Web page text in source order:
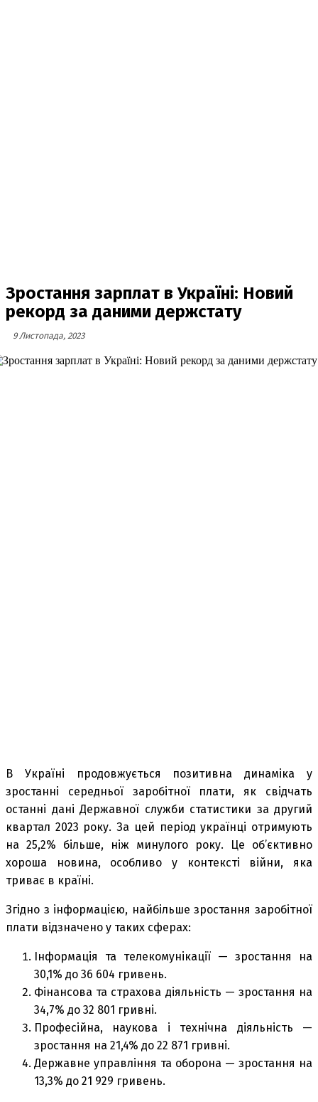
Зростання зарплат в Україні: Новий
рекорд за даними держстату
9 Листопада, 2023
В Україні продовжується позитивна динаміка у
зростанні середньої заробітної плати, як свідчать
останні дані Державної служби статистики за другий
квартал 2023 року. За цей період українці отримують
на 25,2% більше, ніж минулого року. Це об’єктивно
хороша новина, особливо у контексті війни, яка
триває в країні.
Згідно з інформацією, найбільше зростання заробітної
плати відзначено у таких сферах:
Інформація та телекомунікації — зростання на
30,1% до 36 604 гривень.
Фінансова та страхова діяльність — зростання на
34,7% до 32 801 гривні.
Професійна, наукова і технічна діяльність —
зростання на 21,4% до 22 871 гривні.
Державне управління та оборона — зростання на
13,3% до 21 929 гривень.